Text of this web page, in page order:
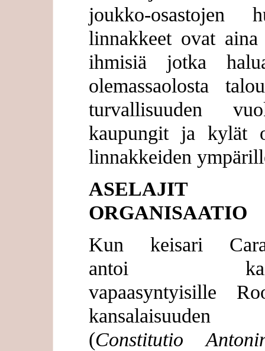
joukko-osastojen
linnakkeet ovat aina
ihmisiä jotka
olemassaolosta
turvallisuuden
kaupungit ja kylät
linnakkeiden
ASELAJIT
ORGANISAATIO
Kun keisari
antoi
vapaasyntyisille
kansalaisuuden
(Constitutio